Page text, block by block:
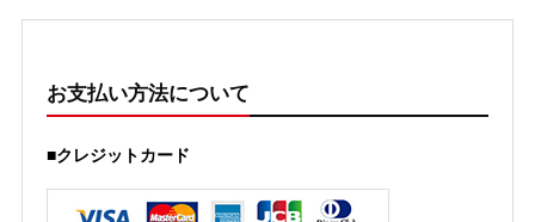
お支払い方法について
■クレジットカード